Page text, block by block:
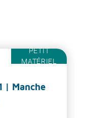
PETIT
MATÉRIEL
| Manche